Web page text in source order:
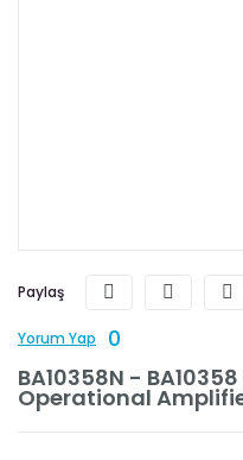
Paylaş
Yorum Yap
0
BA10358N -
Operational